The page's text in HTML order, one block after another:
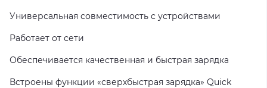
Универсальная совместимость с устройствами
Работает от сети
Обеспечивается качественная и быстрая зарядка
Встроены функции «сверхбыстрая зарядка» Quick